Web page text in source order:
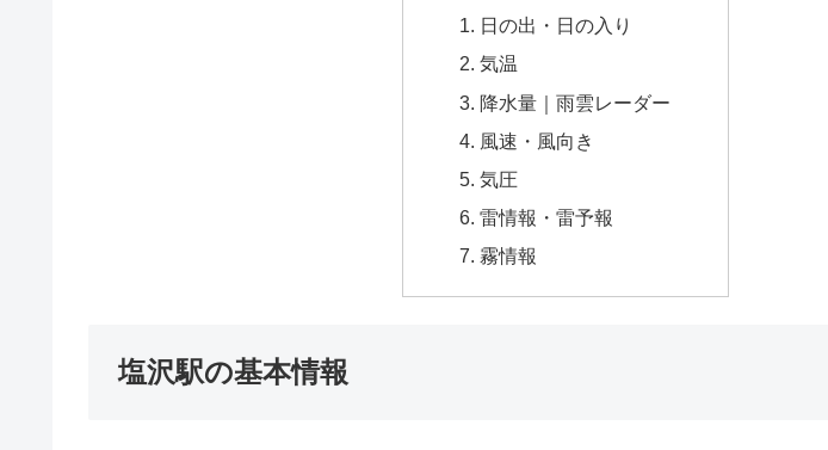
日の出・日の入り
気温
降水量｜雨雲レーダー
風速・風向き
気圧
雷情報・雷予報
霧情報
塩沢駅の基本情報